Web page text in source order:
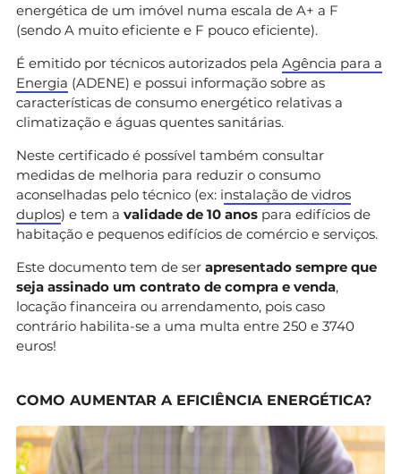
energética de um imóvel numa escala de A+ a F
(sendo A muito eficiente e F pouco eficiente).
É emitido por técnicos autorizados pela Agência para a
Energia (ADENE) e possui informação sobre as
características de consumo energético relativas a
climatização e águas quentes sanitárias.
Neste certificado é possível também consultar
medidas de melhoria para reduzir o consumo
aconselhadas pelo técnico (ex: instalação de vidros
duplos) e tem a validade de 10 anos para edifícios de
habitação e pequenos edifícios de comércio e serviços.
Este documento tem de ser apresentado sempre que
seja assinado um contrato de compra e venda,
locação financeira ou arrendamento, pois caso
contrário habilita-se a uma multa entre 250 e 3740
euros!
COMO AUMENTAR A EFICIÊNCIA ENERGÉTICA?